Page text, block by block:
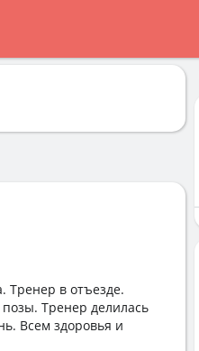
Тренер в отъезде.
Тренер делилась
Всем здоровья и